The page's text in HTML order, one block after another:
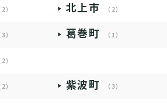
2） 北上市 （2）
3） 葛巻町 （1）
2）
2） 紫波町 （3）